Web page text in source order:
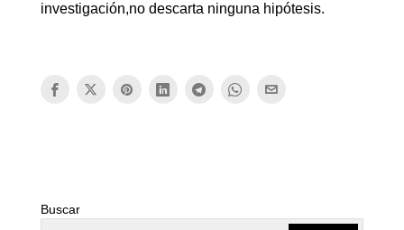
investigación,no descarta ninguna hipótesis.
Buscar